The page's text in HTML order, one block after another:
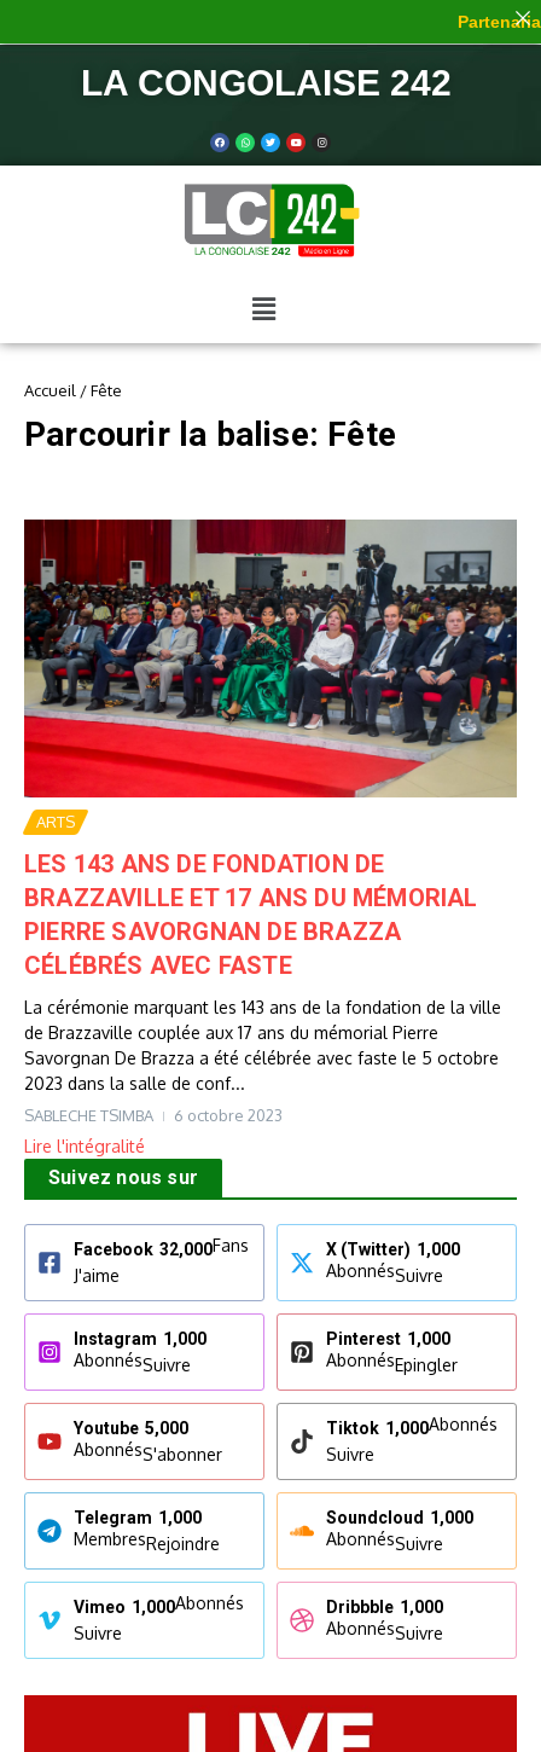
LA CONGOLAISE 242
Accueil /Fête
Parcourir la balise: Fête
ARTS
LES 143 ANS DE FONDATION DE
BRAZZAVILLE ET 17 ANS DU MÉMORIAL
PIERRE SAVORGNAN DE BRAZZA
CÉLÉBRÉS AVEC FASTE
La cérémonie marquant les 143 ans de la fondation de la ville
de Brazzaville couplée aux 17 ans du mémorial Pierre
Savorgnan De Brazza a été célébrée avec faste le 5 octobre
2023 dans la salle de conf...
SABLECHE TSIMBA 6 octobre 2023
Lire l'intégralité
Suivez nous sur
Facebook 32,000Fans
J'aime
X (Twitter) 1,000
AbonnésSuivre
Instagram 1,000
AbonnésSuivre
Pinterest 1,000
AbonnésEpingler
Youtube 5,000
AbonnésS'abonner
Tiktok 1,000Abonnés
Suivre
Telegram 1,000
MembresRejoindre
Soundcloud 1,000
AbonnésSuivre
Vimeo 1,000Abonnés
Suivre
Dribbble 1,000
AbonnésSuivre